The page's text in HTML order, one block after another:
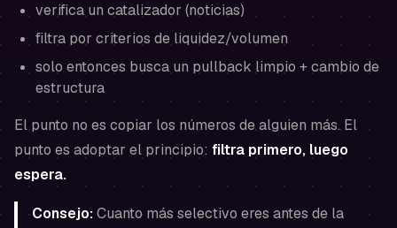
verifica un catalizador (noticias)
filtra por criterios de liquidez/volumen
solo entonces busca un pullback limpio + cambio de
estructura
El punto no es copiar los números de alguien más. El
punto es adoptar el principio: filtra primero, luego
espera.
Consejo:Cuanto más selectivo eres antes de la